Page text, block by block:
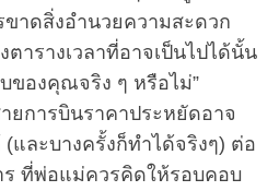
ขาดสิ่งอำนวยความสะดวก
ารางเวลาที่อาจเป็นไปได้นั้น
ของคุณจริง ๆ หรือไม่”
ยการบินราคาประหยัดอาจ
และบางครั้งก็ทำได้จริงๆ) ต่อ
ร ที่พ่อแม่ควรคิดให้รอบคอบ